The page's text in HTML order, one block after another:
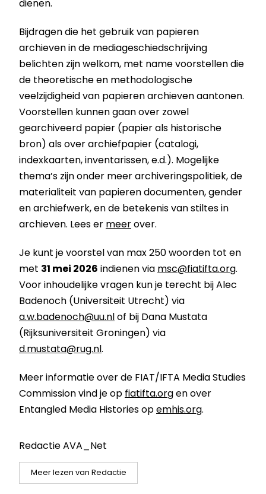
dienen.
Bijdragen die het gebruik van papieren
archieven in de mediageschiedschrijving
belichten zijn welkom, met name voorstellen die
de theoretische en methodologische
veelzijdigheid van papieren archieven aantonen.
Voorstellen kunnen gaan over zowel
gearchiveerd papier (papier als historische
bron) als over archiefpapier (catalogi,
indexkaarten, inventarissen, e.d.). Mogelijke
thema’s zijn onder meer archiveringspolitiek, de
materialiteit van papieren documenten, gender
en archiefwerk, en de betekenis van stiltes in
archieven. Lees er meerover.
Je kunt je voorstel van max 250 woorden tot en
met 31 mei 2026 indienen via msc@fiatifta.org.
Voor inhoudelijke vragen kun je terecht bij Alec
Badenoch (Universiteit Utrecht) via
a.w.badenoch@uu.nlof bij Dana Mustata
(Rijksuniversiteit Groningen) via
d.mustata@rug.nl.
Meer informatie over de FIAT/IFTA Media Studies
Commission vind je op fiatifta.orgen over
Entangled Media Histories opemhis.org.
Redactie AVA_Net
Meer lezen van Redactie